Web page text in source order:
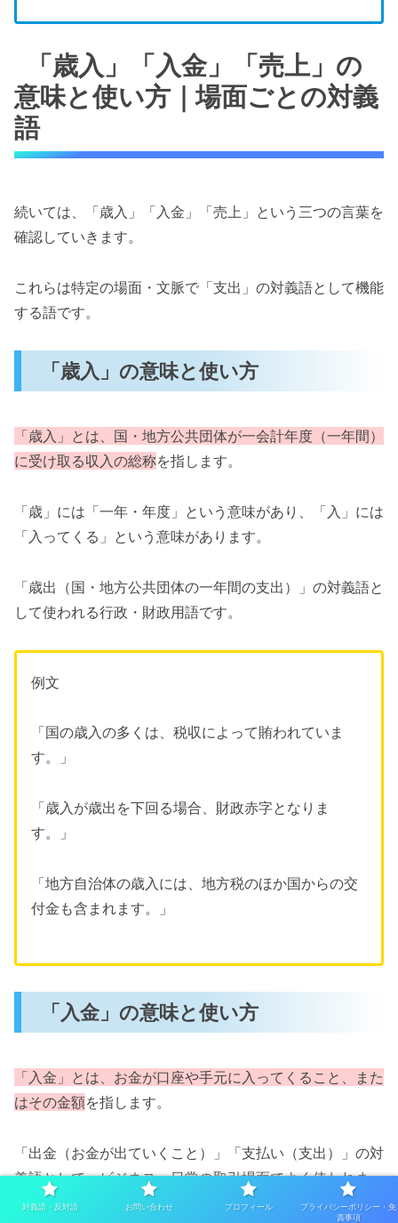
「歳入」「入金」「売上」の
意味と使い方｜場面ごとの対義
語
続いては、「歳入」「入金」「売上」という三つの言葉を
確認していきます。
これらは特定の場面・文脈で「支出」の対義語として機能
する語です。
「歳入」の意味と使い方
「歳入」とは、国・地方公共団体が一会計年度（一年間）
に受け取る収入の総称を指します。
「歳」には「一年・年度」という意味があり、「入」には
「入ってくる」という意味があります。
「歳出（国・地方公共団体の一年間の支出）」の対義語と
して使われる行政・財政用語です。
例文
「国の歳入の多くは、税収によって賄われていま
す。」
「歳入が歳出を下回る場合、財政赤字となりま
す。」
「地方自治体の歳入には、地方税のほか国からの交
付金も含まれます。」
「入金」の意味と使い方
「入金」とは、お金が口座や手元に入ってくること、また
はその金額を指します。
「出金（お金が出ていくこと）」「支払い（支出）」の対
義語として、ビジネス・日常の取引場面でよく使われま
す。
対義語・反対語 お問い合わせ プロフィール
プライバシーポリシー・免
責事項